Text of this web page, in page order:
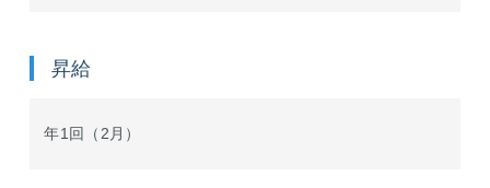
昇給
年1回（2月）